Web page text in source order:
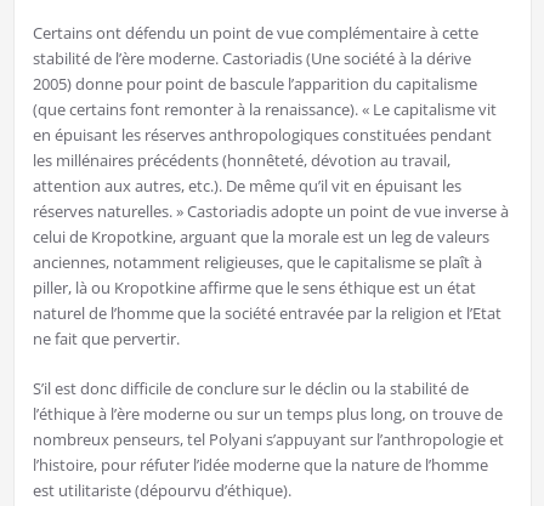
Certains ont défendu un point de vue complémentaire à cette
stabilité de l’ère moderne. Castoriadis (Une société à la dérive
2005) donne pour point de bascule l’apparition du capitalisme
(que certains font remonter à la renaissance). « Le capitalisme vit
en épuisant les réserves anthropologiques constituées pendant
les millénaires précédents (honnêteté, dévotion au travail,
attention aux autres, etc.). De même qu’il vit en épuisant les
réserves naturelles. » Castoriadis adopte un point de vue inverse à
celui de Kropotkine, arguant que la morale est un leg de valeurs
anciennes, notamment religieuses, que le capitalisme se plaît à
piller, là ou Kropotkine affirme que le sens éthique est un état
naturel de l’homme que la société entravée par la religion et l’Etat
ne fait que pervertir.
S’il est donc difficile de conclure sur le déclin ou la stabilité de
l’éthique à l’ère moderne ou sur un temps plus long, on trouve de
nombreux penseurs, tel Polyani s’appuyant sur l’anthropologie et
l’histoire, pour réfuter l’idée moderne que la nature de l’homme
est utilitariste (dépourvu d’éthique).